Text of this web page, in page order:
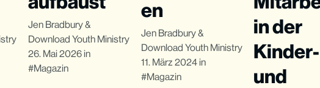
Jen Bradbury&
Download Youth Ministry
26. Mai 2026in
Magazin
en
Jen Bradbury&
Download Youth Ministry
11. März 2024in
Magazin
in der
Kinder-
und